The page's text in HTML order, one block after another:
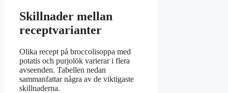
Skillnader mellan
receptvarianter
Olika recept på broccolisoppa med
potatis och purjolök varierar i flera
avseenden. Tabellen nedan
sammanfattar några av de viktigaste
skillnaderna.